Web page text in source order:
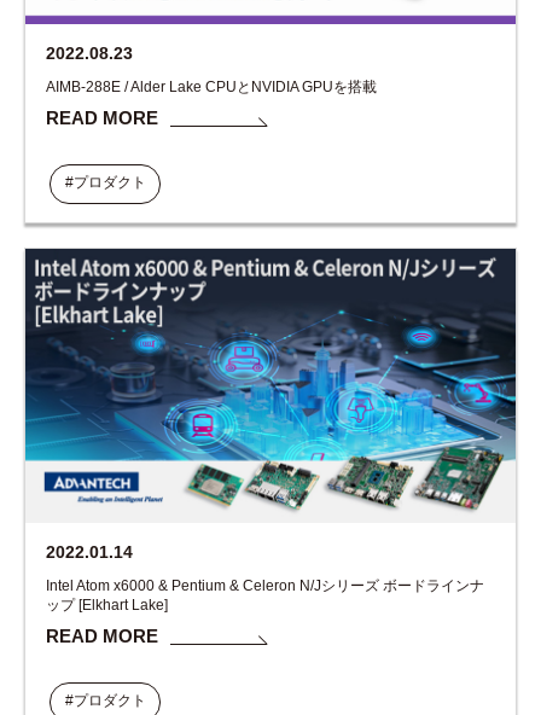
2022.08.23
AIMB-288E / Alder Lake CPUとNVIDIA GPUを搭載
READ MORE
#プロダクト
2022.01.14
Intel Atom x6000 & Pentium & Celeron N/Jシリーズ ボードラインナ
ップ [Elkhart Lake]
READ MORE
#プロダクト